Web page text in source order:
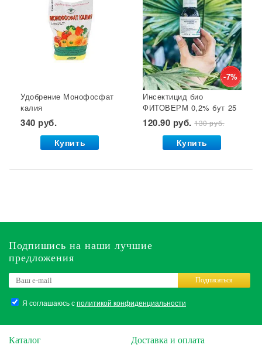
Удобрение Монофосфат
калия
(монокалийфосфат) 0,5
кг. Буй 1/36 УДАЧНАЯ
ЦЕНА *
340 руб.
Купить
-7%
Инсектицид био
ФИТОВЕРМ 0,2% бут 25
мл ВХ 1/30
120.90 руб.130 руб.
Купить
Подпишись на наши лучшие
предложения
Я соглашаюсь сполитикой конфиденциальности
Подписаться
Каталог
Доставка и оплата